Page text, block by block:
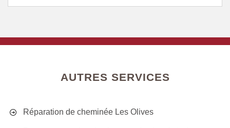
AUTRES SERVICES
Réparation de cheminée Les Olives